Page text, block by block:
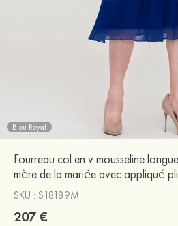
Bleu Royal
Fourreau col en v mousseline
mère de la mariée avec appliqué
SKU : S18189M
207 €